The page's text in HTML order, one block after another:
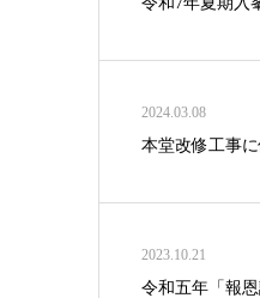
2024.03.08
本堂改修工事
2023.10.21
令和五年「報